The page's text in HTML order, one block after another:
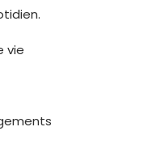
vie